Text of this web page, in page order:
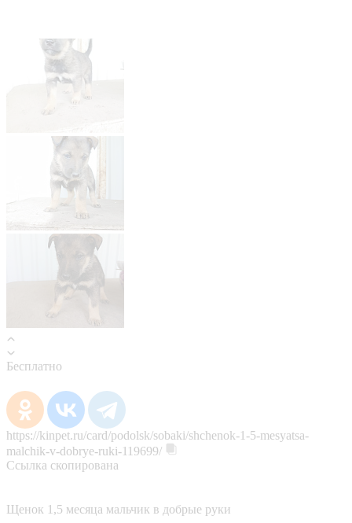
Бесплатно
https://kinpet.ru/card/podolsk/sobaki/shchenok-1-5-mesyatsa-
malchik-v-dobrye-ruki-119699/
Ссылка скопирована
Щенок 1,5 месяца мальчик в добрые руки